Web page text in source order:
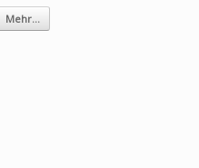
Mehr...